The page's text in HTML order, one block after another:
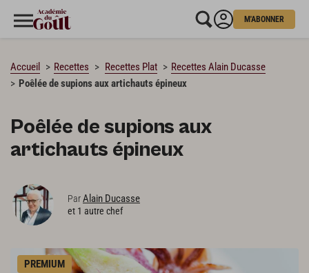
M'ABONNER
Accueil Recettes Recettes Plat
Recettes Alain Ducasse
Poêlée de supions aux artichauts épineux
Poêlée de supions aux
artichauts épineux
ParAlain Ducasse
et 1 autre chef
PREMIUM
CHARGEMENT…